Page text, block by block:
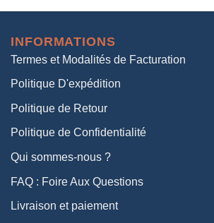
initial
38,00€.
actuel
INFORMATIONS
Termes et Modalités de Facturation
Politique D'expédition
Politique de Retour
Politique de Confidentialité
Qui sommes-nous ?
FAQ : Foire Aux Questions
Livraison et paiement